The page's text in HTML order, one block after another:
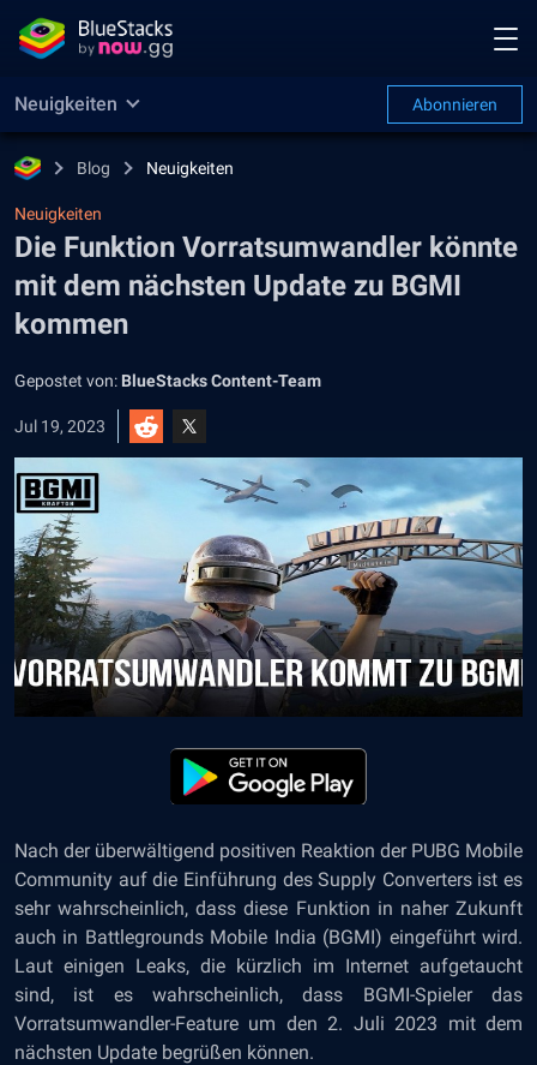
Neuigkeiten Abonnieren
Blog Neuigkeiten
Neuigkeiten
Die Funktion Vorratsumwandler könnte
mit dem nächsten Update zu BGMI
kommen
Gepostet von: BlueStacks Content-Team
Jul 19, 2023
Nach der überwältigend positiven Reaktion der PUBG Mobile
Community auf die Einführung des Supply Converters ist es
sehr wahrscheinlich, dass diese Funktion in naher Zukunft
auch in Battlegrounds Mobile India (BGMI) eingeführt wird.
Laut einigen Leaks, die kürzlich im Internet aufgetaucht
sind, ist es wahrscheinlich, dass BGMI-Spieler das
Vorratsumwandler-Feature um den 2. Juli 2023 mit dem
nächsten Update begrüßen können.